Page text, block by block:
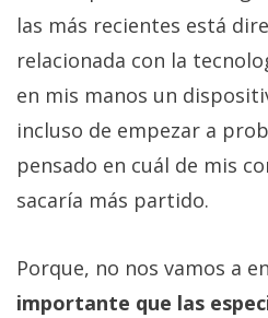
las más recientes está
relacionada con la
en mis manos un
incluso de empezar a
pensado en cuál de mis
sacaría más partido.
Porque, no nos vamos a
importante que las